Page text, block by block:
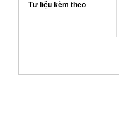
Tư liệu kèm theo